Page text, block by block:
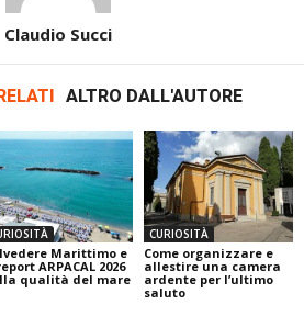
Claudio Succi
ALTRO DALL'AUTORE
Marittimo e
ARPACAL 2026
qualità del mare
CURIOSITÀ
Come organizzare e
allestire una camera
ardente per l’ultimo
saluto